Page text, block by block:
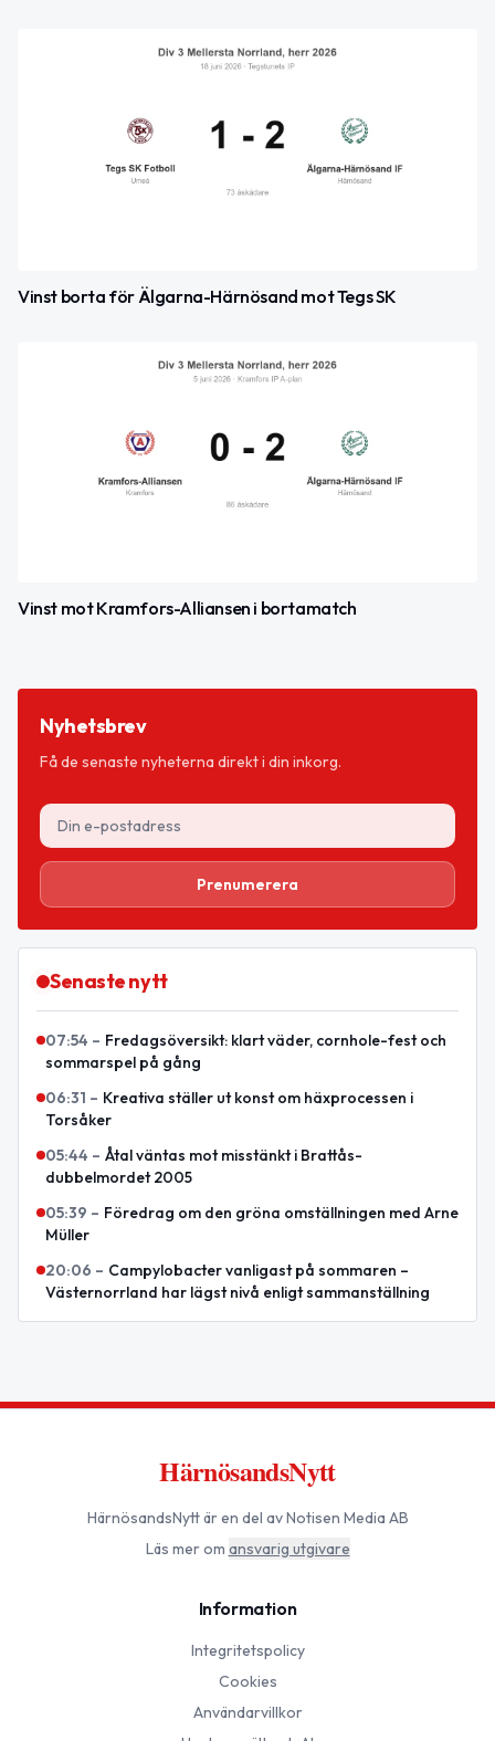
Vinst borta för Älgarna-Härnösand mot Tegs SK
Vinst mot Kramfors-Alliansen i bortamatch
Nyhetsbrev
Få de senaste nyheterna direkt i din inkorg.
Prenumerera
Senaste nytt
07:54 – Fredagsöversikt: klart väder, cornhole-fest och
sommarspel på gång
06:31 – Kreativa ställer ut konst om häxprocessen i
Torsåker
05:44 – Åtal väntas mot misstänkt i Brattås-
dubbelmordet 2005
05:39 – Föredrag om den gröna omställningen med Arne
Müller
20:06 – Campylobacter vanligast på sommaren –
Västernorrland har lägst nivå enligt sammanställning
HärnösandsNytt
HärnösandsNyttär en del av Notisen Media AB
Läs mer om ansvarig utgivare
Information
Integritetspolicy
Cookies
Användarvillkor